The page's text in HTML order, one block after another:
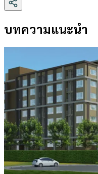
บทความแนะนำ